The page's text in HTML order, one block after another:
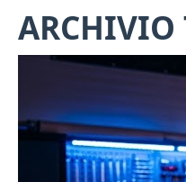
ARCHIVIO